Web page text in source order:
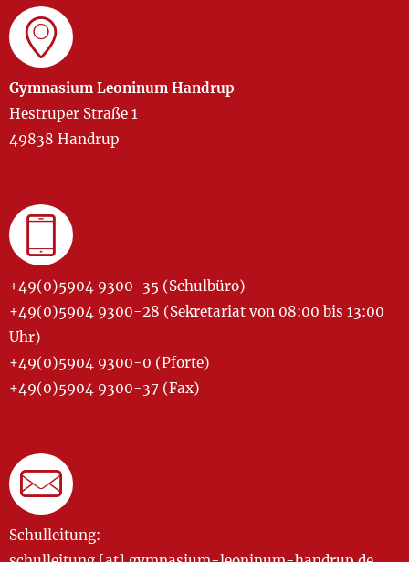
Gymnasium Leoninum Handrup
Hestruper Straße 1
49838 Handrup
+49(0)5904 9300-35 (Schulbüro)
+49(0)5904 9300-28 (Sekretariat von 08:00 bis 13:00
Uhr)
+49(0)5904 9300-0 (Pforte)
+49(0)5904 9300-37 (Fax)
Schulleitung: